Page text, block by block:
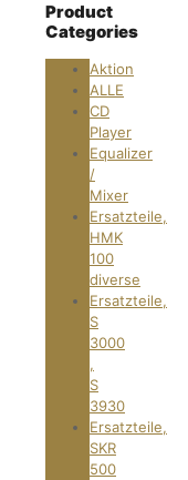
Product
Categories
Aktion
ALLE
CD
Player
Equalizer
/
Mixer
Ersatzteile,
HMK
100
diverse
Ersatzteile,
S
3000
,
S
3930
Ersatzteile,
SKR
500